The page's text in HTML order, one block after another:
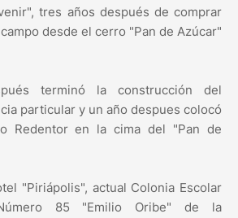
tres años después de comprar
desde el cerro "Pan de Azúcar"
terminó la construcción del
particular y un año despues colocó
Redentor en la cima del "Pan de
"Piriápolis", actual Colonia Escolar
85 "Emilio Oribe" de la